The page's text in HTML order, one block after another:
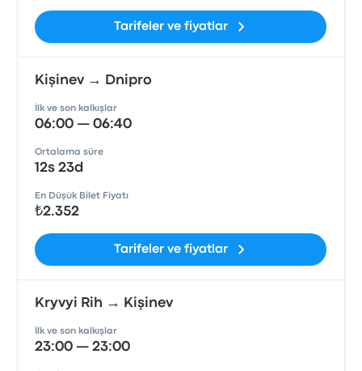
Tarifeler ve fiyatlar
Kişinev → Dnipro
İlk ve son kalkışlar
06:00 — 06:40
Ortalama süre
12s 23d
En Düşük Bilet Fiyatı
₺2.352
Tarifeler ve fiyatlar
Kryvyi Rih → Kişinev
İlk ve son kalkışlar
23:00 — 23:00